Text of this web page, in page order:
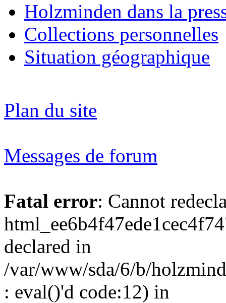
Holzminden dans la
Collections personnelles
Situation géographique
Plan du site
Messages de forum
Fatal error: Cannot
declared in
/var/www/sda/6/b/
: eval()'d code:12) in